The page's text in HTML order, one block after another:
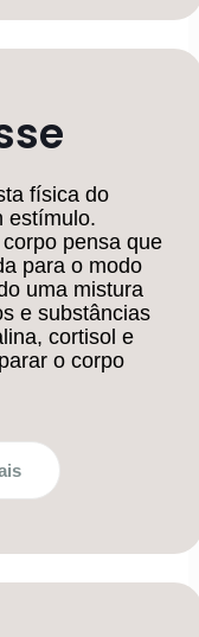
física do
estímulo.
pensa que
para o modo
uma mistura
e substâncias
cortisol e
o corpo